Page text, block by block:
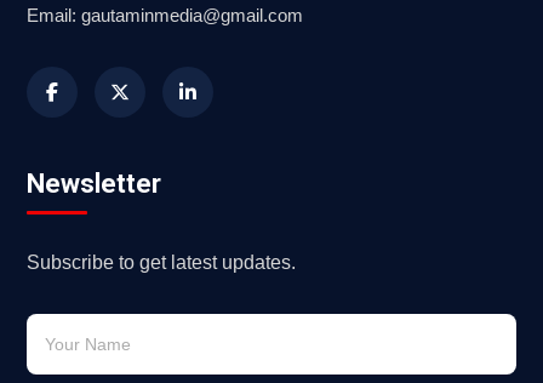
Email: gautaminmedia@gmail.com
Newsletter
Subscribe to get latest updates.